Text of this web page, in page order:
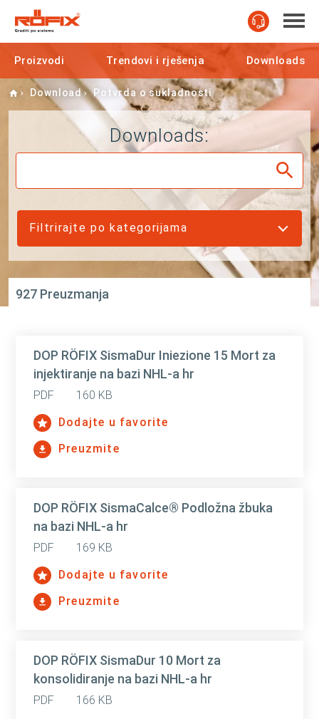
Proizvodi Trendovi i rješenja Downloads
Home
Download Potvrda o sukladnosti
Downloads:
Filtrirajte po kategorijama
927 Preuzmanja
DOP RÖFIX SismaDur Iniezione 15 Mort za
injektiranje na bazi NHL-a hr
PDF
160 KB
Dodajte u favorite
Preuzmite
DOP RÖFIX SismaCalce® Podložna žbuka
na bazi NHL-a hr
PDF
169 KB
Dodajte u favorite
Preuzmite
DOP RÖFIX SismaDur 10 Mort za
konsolidiranje na bazi NHL-a hr
PDF
166 KB